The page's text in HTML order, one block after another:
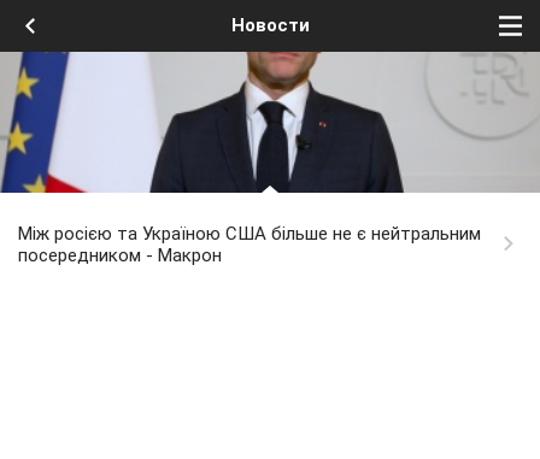
Новости
Між росією та Україною США більше не є нейтральним
посередником - Макрон